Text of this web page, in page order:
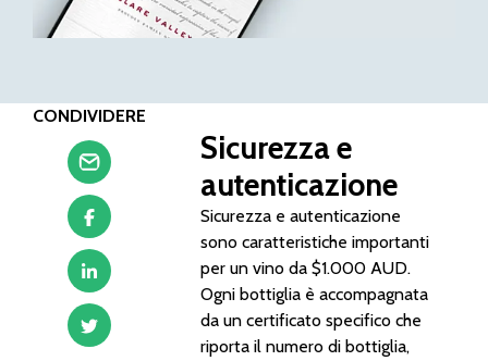
CONDIVIDERE
Sicurezza e
autenticazione
Sicurezza e autenticazione
sono caratteristiche importanti
per un vino da $1.000 AUD.
Ogni bottiglia è accompagnata
da un certificato specifico che
riporta il numero di bottiglia,